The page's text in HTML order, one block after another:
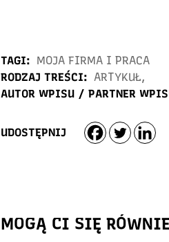
TAGI: MOJA FIRMA I PRACA
RODZAJ TREŚCI: ARTYKUŁ,
AUTOR WPISU / PARTNER
UDOSTĘPNIJ
MOGĄ CI SIĘ